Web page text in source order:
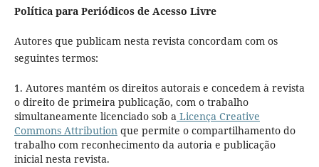
Política para Periódicos de Acesso Livre
Autores que publicam nesta revista concordam com os
seguintes termos:
1. Autores mantém os direitos autorais e concedem à revista
o direito de primeira publicação, com o trabalho
simultaneamente licenciado sob aLicença Creative
Commons Attributionque permite o compartilhamento do
trabalho com reconhecimento da autoria e publicação
inicial nesta revista.